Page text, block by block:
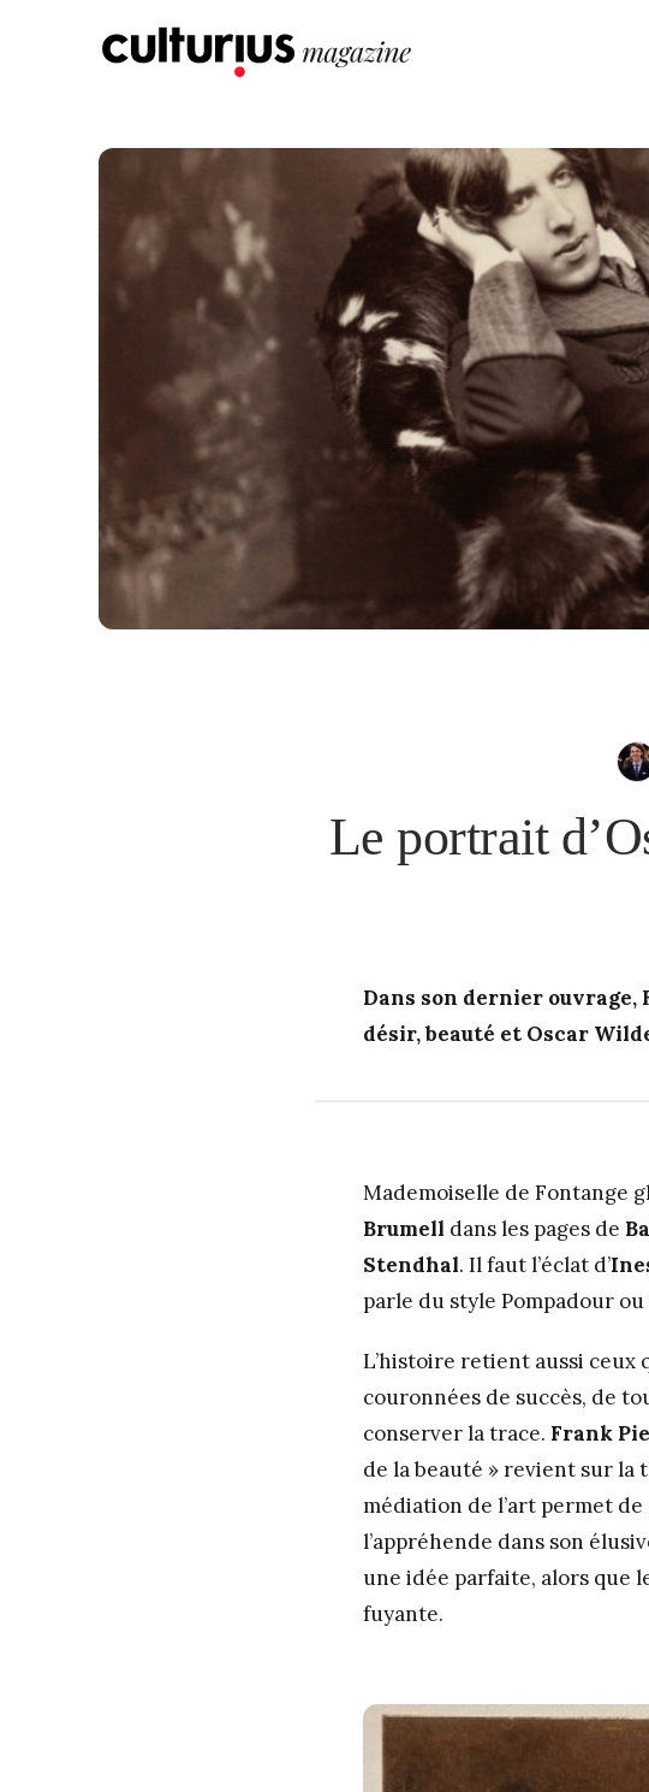
Le portrait
Dans son dernier ouvrage,
désir, beauté et Oscar
Mademoiselle de Fontange
Brumell dans les pages de
Stendhal. Il faut l’éclat d’
parle du style Pompadour
L’histoire retient aussi ceux
couronnées de succès, de
conserver la trace. Frank
de la beauté » revient sur la
médiation de l’art permet
l’appréhende dans son
une idée parfaite, alors que
fuyante.